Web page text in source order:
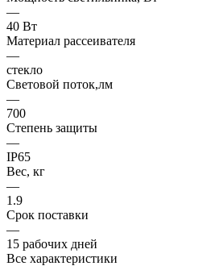
—
40 Вт
Материал рассеивателя
—
стекло
Световой поток,лм
—
700
Степень защиты
—
IP65
Вес, кг
—
1.9
Срок поставки
—
15 рабочих дней
Все характеристики